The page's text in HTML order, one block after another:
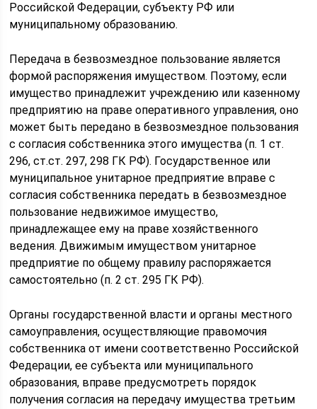
Российской Федерации, субъекту РФ или
муниципальному образованию.
Передача в безвозмездное пользование является
формой распоряжения имуществом. Поэтому, если
имущество принадлежит учреждению или казенному
предприятию на праве оперативного управления, оно
может быть передано в безвозмездное пользования
с согласия собственника этого имущества (п. 1 ст.
296, ст.ст. 297, 298 ГК РФ). Государственное или
муниципальное унитарное предприятие вправе с
согласия собственника передать в безвозмездное
пользование недвижимое имущество,
принадлежащее ему на праве хозяйственного
ведения. Движимым имуществом унитарное
предприятие по общему правилу распоряжается
самостоятельно (п. 2 ст. 295 ГК РФ).
Органы государственной власти и органы местного
самоуправления, осуществляющие правомочия
собственника от имени соответственно Российской
Федерации, ее субъекта или муниципального
образования, вправе предусмотреть порядок
получения согласия на передачу имущества третьим